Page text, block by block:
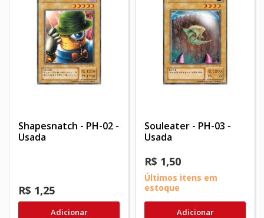
Shapesnatch - PH-02 -
Usada
R$ 1,25
Adicionar
Souleater - PH-03 -
Usada
R$ 1,50
Últimos itens em
estoque
Adicionar